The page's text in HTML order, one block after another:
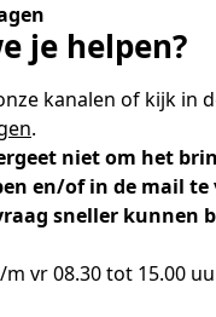
je helpen?
kanalen of kijk in
.
niet om het
en/of in de mail te
sneller kunnen
m vr 08.30 tot 15.00